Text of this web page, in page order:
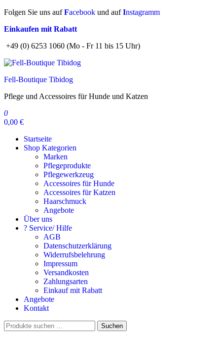
Zum
springen
Folgen Sie uns aufFacebook und aufInstagramm
Einkaufen mit Rabatt
+49 (0) 6253 1060 (Mo - Fr 11 bis 15 Uhr)
Fell-Boutique Tibidog
Pflege und Accessoires für Hunde und Katzen
0
0,00 €
Startseite
Shop Kategorien
Marken
Pflegeprodukte
Pflegewerkzeug
Accessoires für Hunde
Accessoires für Katzen
Haarschmuck
Angebote
Über uns
? Service/ Hilfe
AGB
Datenschutzerklärung
Widerrufsbelehrung
Impressum
Versandkosten
Zahlungsarten
Einkauf mit Rabatt
Angebote
Kontakt
Suchen
nach:
Suchen